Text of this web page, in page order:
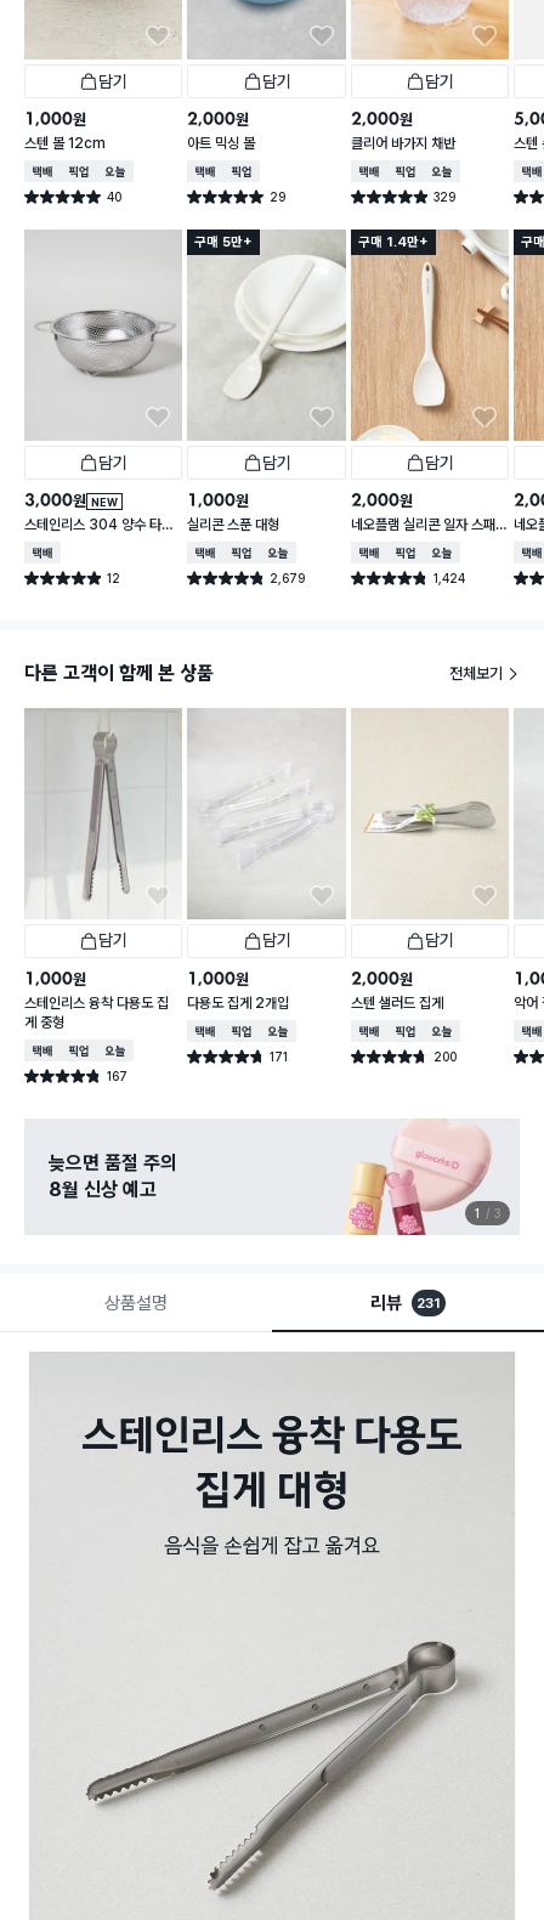
담기
1,000원
스텐 볼 12cm
택배배송매장픽업오늘배송
별점 5.0점 40
건 작성
담기
2,000원
아트 믹싱 볼
택배배송매장픽업
별점 5.0점 29
건 작성
담기
2,000원
클리어 바가지 채반
택배배송매장픽업오늘배송
별점 4.9점 329
건 작성
스텐
택배
별점
담기
NEW
3,000원
스테인리스 304 양수 타공
채반 19 cm
택배배송
별점 4.9점 12
건 작성
구매 5만+
담기
1,000원
실리콘 스푼 대형
택배배송매장픽업오늘배송
별점 4.8점 2,679
건 작성
구매 1.4만+
담기
2,000원
네오플램 실리콘 일자 스패
츌러
택배배송매장픽업오늘배송
별점 4.8점 1,424
건 작성
구
네오
택배
별점
다른 고객이 함께 본 상품 전체보기
담기
1,000원
스테인리스 융착 다용도 집
게 중형
택배배송매장픽업오늘배송
별점 4.8점 167
건 작성
담기
1,000원
다용도 집게 2개입
택배배송매장픽업오늘배송
별점 4.7점 171
건 작성
담기
2,000원
스텐 샐러드 집게
택배배송매장픽업오늘배송
별점 4.7점 200
건 작성
악
택배
별점
늦으면 품절 주의
8월 신상 예고
1 3
상품설명 리뷰 231